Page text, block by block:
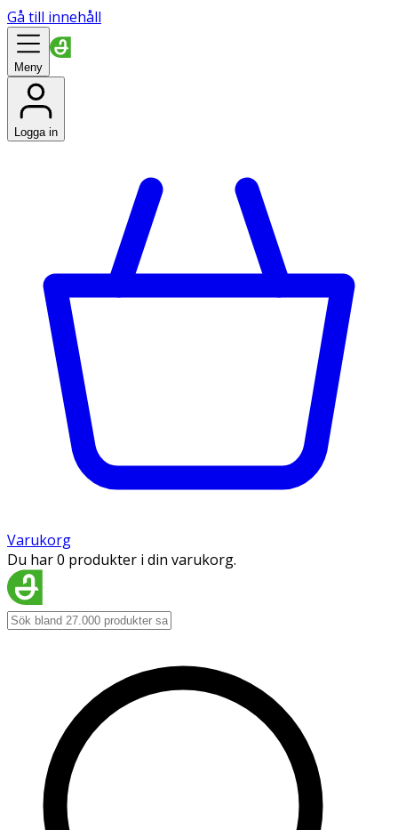
Gå till innehåll
Meny
Logga in
Varukorg
Du har 0 produkter i din varukorg.